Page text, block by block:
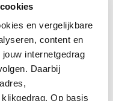
en vergelijkbare
content en
internetgedrag
Daarbij
Op basis